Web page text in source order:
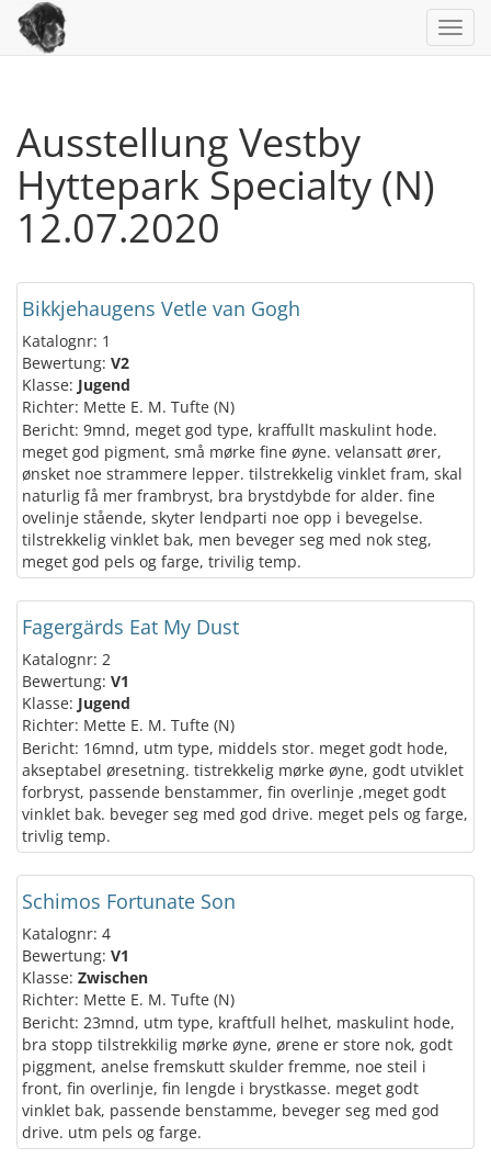
Ausstellung Vestby
Hyttepark Specialty (N)
12.07.2020
Bikkjehaugens Vetle van Gogh
Katalognr: 1
Bewertung: V2
Klasse: Jugend
Richter: Mette E. M. Tufte (N)
Bericht: 9mnd, meget god type, kraffullt maskulint hode.
meget god pigment, små mørke fine øyne. velansatt ører,
ønsket noe strammere lepper. tilstrekkelig vinklet fram, skal
naturlig få mer frambryst, bra brystdybde for alder. fine
ovelinje stående, skyter lendparti noe opp i bevegelse.
tilstrekkelig vinklet bak, men beveger seg med nok steg,
meget god pels og farge, trivilig temp.
Fagergärds Eat My Dust
Katalognr: 2
Bewertung: V1
Klasse: Jugend
Richter: Mette E. M. Tufte (N)
Bericht: 16mnd, utm type, middels stor. meget godt hode,
akseptabel øresetning. tistrekkelig mørke øyne, godt utviklet
forbryst, passende benstammer, fin overlinje ,meget godt
vinklet bak. beveger seg med god drive. meget pels og farge,
trivlig temp.
Schimos Fortunate Son
Katalognr: 4
Bewertung: V1
Klasse: Zwischen
Richter: Mette E. M. Tufte (N)
Bericht: 23mnd, utm type, kraftfull helhet, maskulint hode,
bra stopp tilstrekkilig mørke øyne, ørene er store nok, godt
piggment, anelse fremskutt skulder fremme, noe steil i
front, fin overlinje, fin lengde i brystkasse. meget godt
vinklet bak, passende benstamme, beveger seg med god
drive. utm pels og farge.